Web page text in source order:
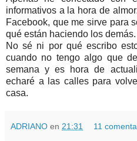
informativos a la hora de
Facebook, que me sirve para
qué están haciendo los demás.
No sé ni por qué escribo
cuando no tengo algo que
semana y es hora de
echaré a las calles para
casa.
ADRIANO en 21:31 11